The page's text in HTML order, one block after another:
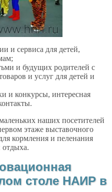
и сервиса для детей,
и будущих родителей с
и услуг для детей и
и конкурсы, интересная
наших посетителей
этаже выставочного
кормления и пеленания
отдыха.
столе НАИР в